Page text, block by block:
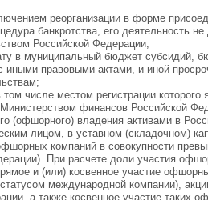
реорганизации в форме
банкротства, его деятельность
Российской Федерации;
в муниципальный бюджет субсидий,
иными правовыми актами, и иной
числе местом регистрации которого
финансов Российской
(офшорного) владения активами в
лицом, в уставном (складочном)
компаний в совокупности
При расчете доли участия
и (или) косвенное участие
международной компании),
а также косвенное участие таких